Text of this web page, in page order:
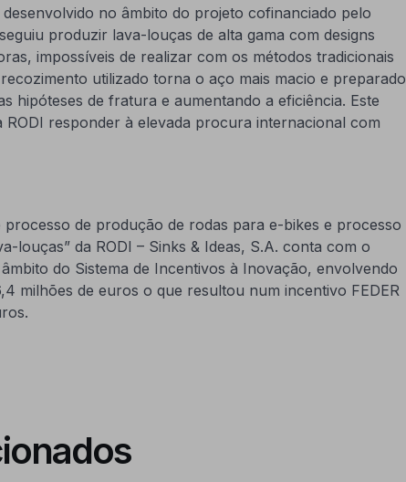
no âmbito do projeto cofinanciado pelo
produzir lava-louças de alta gama com designs
impossíveis de realizar com os métodos tradicionais
utilizado torna o aço mais macio e preparado
hipóteses de fratura e aumentando a eficiência. Este
responder à elevada procura internacional com
processo de produção de rodas para e-bikes e processo
louças” da RODI – Sinks & Ideas, S.A. conta com o
do Sistema de Incentivos à Inovação, envolvendo
milhões de euros o que resultou num incentivo FEDER